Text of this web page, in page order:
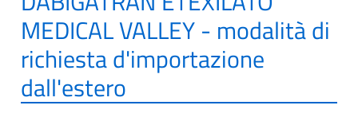
MEDICAL VALLEY - modalità di
richiesta d'importazione
dall'estero